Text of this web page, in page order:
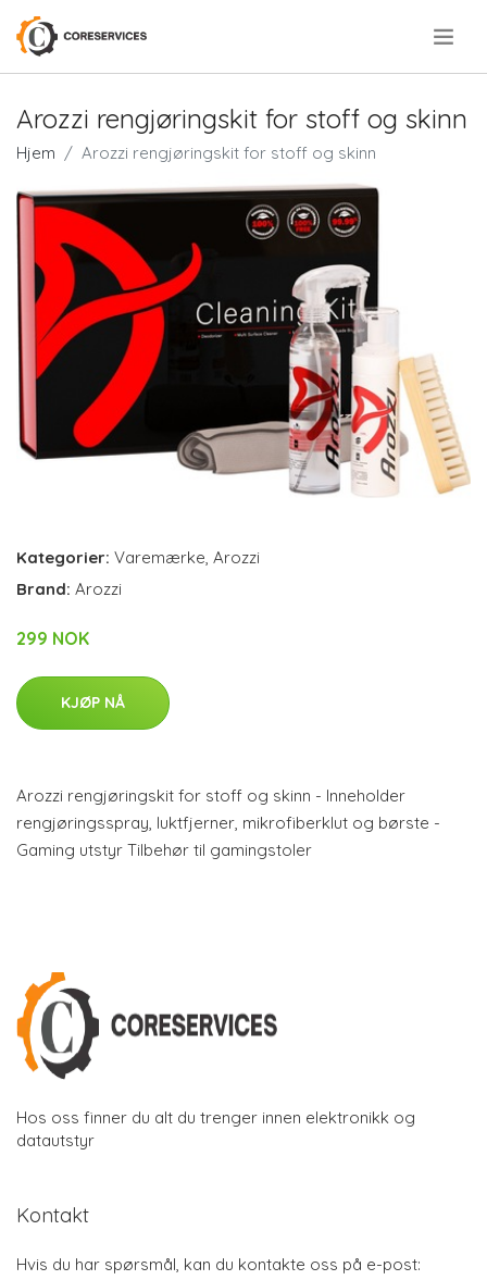
Arozzi rengjøringskit for stoff og skinn
Hjem Arozzi rengjøringskit for stoff og skinn
Kategorier: Varemærke Arozzi
Brand: Arozzi
299 NOK
KJØP NÅ
Arozzi rengjøringskit for stoff og skinn - Inneholder
rengjøringsspray, luktfjerner, mikrofiberklut og børste -
Gaming utstyr Tilbehør til gamingstoler
Hos oss finner du alt du trenger innen elektronikk og
datautstyr
Kontakt
Hvis du har spørsmål, kan du kontakte oss på e-post: